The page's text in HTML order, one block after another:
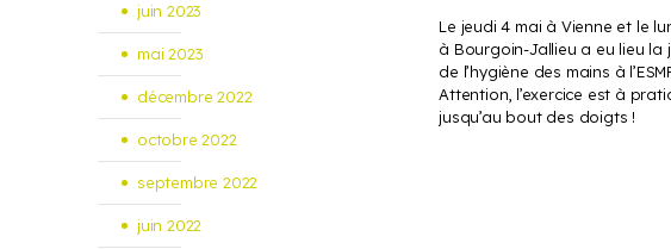
Le jeudi 4 mai à Vienne et le
à Bourgoin-Jallieu a eu lieu la
de l’hygiène des mains à
Attention, l’exercice est à
jusqu’au bout des doigts !
juin 2023
mai 2023
décembre 2022
octobre 2022
septembre 2022
juin 2022